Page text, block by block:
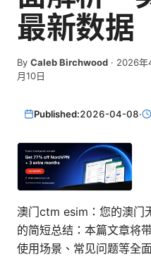
最新数据
By Caleb Birchwood · 2026年
月10日
Published:2026-04-08·
澳门ctm esim：您的澳门
的简短总结：本篇文章将
使用场景、常见问题等全